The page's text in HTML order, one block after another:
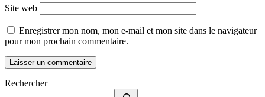
Site web
Enregistrer mon nom, mon e-mail et mon site dans le navigateur
pour mon prochain commentaire.
Rechercher